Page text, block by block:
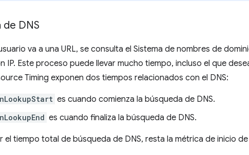
DNS
va a una URL, se consulta el Sistema de nombres de
IP. Este proceso puede llevar mucho tiempo, incluso el que
Timing exponen dos tiempos relacionados con el DNS:
es cuando comienza la búsqueda de DNS.
es cuando finaliza la búsqueda de DNS.
el tiempo total de búsqueda de DNS, resta la métrica de inicio